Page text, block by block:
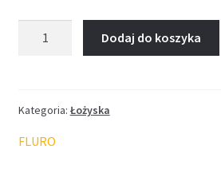
Dodaj do koszyka
Kategoria: Łożyska
FLURO